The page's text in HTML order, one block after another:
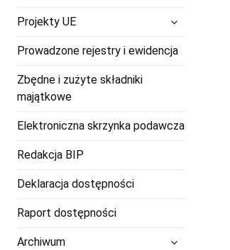
Projekty UE
potomne
Prowadzone rejestry i ewidencja
Zbędne i zużyte składniki
majątkowe
Elektroniczna skrzynka podawcza
Redakcja BIP
Deklaracja dostępności
Raport dostępności
Archiwum